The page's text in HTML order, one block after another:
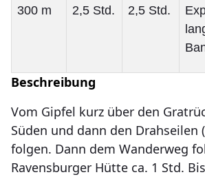
300 m 2,5 Std. 2,5 Std.
Beschreibung
Vom Gipfel kurz über den
Süden und dann den Drahseilen
folgen. Dann dem Wanderweg
Ravensburger Hütte ca. 1 Std.